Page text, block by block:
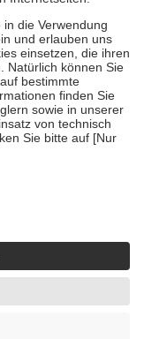
zu unterstützen,
18. Lebensjahr
die von der
echte Bewertungen
künstlicher